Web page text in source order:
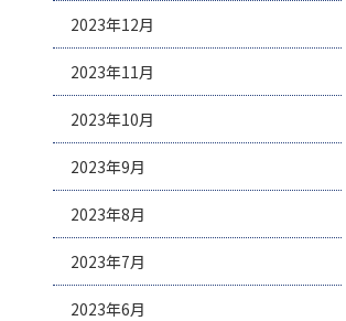
2023年12月
2023年11月
2023年10月
2023年9月
2023年8月
2023年7月
2023年6月